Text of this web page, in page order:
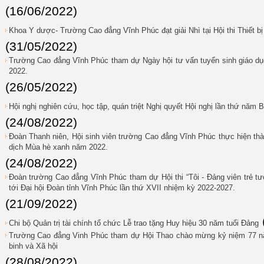
(16/06/2022)
Khoa Y dược- Trường Cao đẳng Vĩnh Phúc đạt giải Nhì tại Hội thi Thiết
(31/05/2022)
Trường Cao đẳng Vĩnh Phúc tham dự Ngày hội tư vấn tuyển sinh giáo
2022.
(26/05/2022)
Hội nghị nghiên cứu, học tập, quán triệt Nghị quyết Hội nghị lần thứ năm
(24/08/2022)
Đoàn Thanh niên, Hội sinh viên trường Cao đẳng Vĩnh Phúc thực hiện
dịch Mùa hè xanh năm 2022.
(24/08/2022)
Đoàn trường Cao đẳng Vĩnh Phúc tham dự Hội thi “Tôi - Đảng viên trẻ
tới Đại hội Đoàn tỉnh Vĩnh Phúc lần thứ XVII nhiệm kỳ 2022-2027.
(21/09/2022)
Chi bộ Quản trị tài chính tổ chức Lễ trao tặng Huy hiệu 30 năm tuổi Đảng
Trường Cao đẳng Vinh Phúc tham dự Hội Thao chào mừng kỷ niệm 77
binh và Xã hội